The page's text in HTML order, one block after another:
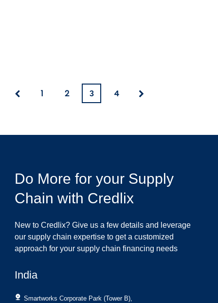
1 2 3 4
Do More for your Supply
Chain with Credlix
New to Credlix? Give us a few details and leverage
our supply chain expertise to get a customized
approach for your supply chain financing needs
India
Smartworks Corporate Park (Tower B),